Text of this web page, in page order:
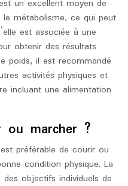
un excellent moyen de
le métabolisme, ce qui peut
est associée à une
obtenir des résultats
poids, il est recommandé
activités physiques et
incluant une alimentation
ou marcher ?
préférable de courir ou
condition physique. La
objectifs individuels de